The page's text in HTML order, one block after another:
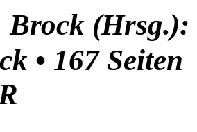
Brock
• 167 Seiten